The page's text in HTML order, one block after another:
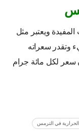
ويعتبر مثل
وتقدر سعراته
سعر لكل مائة جرام
في الترمس